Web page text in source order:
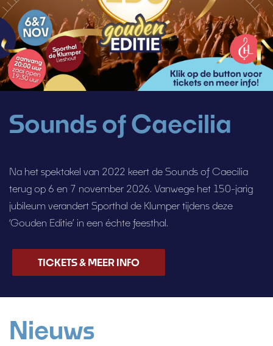
Sounds of Caecilia
Na het spektakel van 2022 keert de Sounds of Caecilia
terug op 6 en 7 november 2026. Vanwege het 150-jarig
jubileum verandert Sporthal de Klumper tijdens deze
‘Gouden Editie’ in een échte feesthal.
TICKETS & MEER INFO
Nieuws